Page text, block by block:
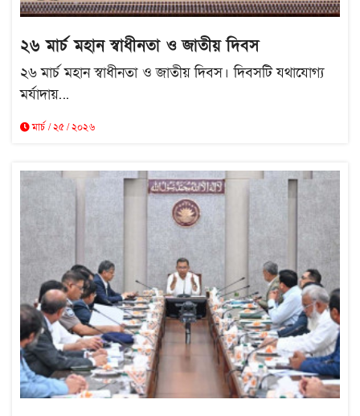
২৬ মার্চ মহান স্বাধীনতা ও জাতীয় দিবস
২৬ মার্চ মহান স্বাধীনতা ও জাতীয় দিবস। দিবসটি যথাযোগ্য
মর্যাদায়...
মার্চ / ২৫ / ২০২৬